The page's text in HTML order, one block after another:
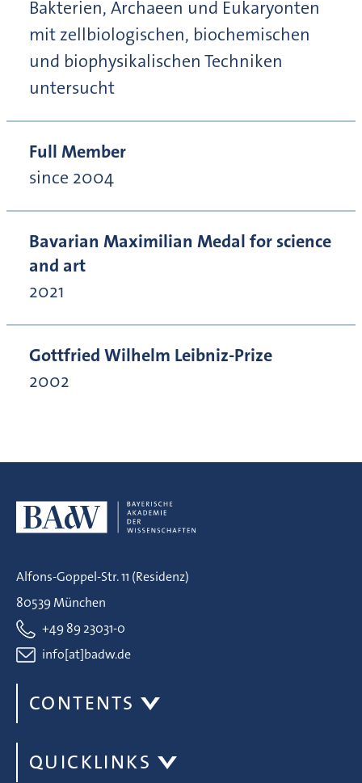
Bakterien, Archaeen und Eukaryonten
mit zellbiologischen, biochemischen
und biophysikalischen Techniken
untersucht
Full Member
since 2004
Bavarian Maximilian Medal for science
and art
2021
Gottfried Wilhelm Leibniz-Prize
2002
Alfons-Goppel-Str. 11 (Residenz)
80539 München
+49 89 23031-0
info[at]badw.de
CONTENTS
QUICKLINKS